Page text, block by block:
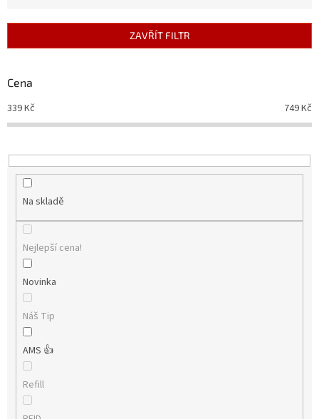
Novinky
Zakázková
Články
Slovníček
pojmů
Program
školy
Značky
Měna
(CZK)
Přihlášení
r
d
k
t
ZAVŘÍT FILTR
Cena
339Kč 749Kč
Na skladě
Nejlepší cena!
Novinka
Náš Tip
AMS 👍
Refill